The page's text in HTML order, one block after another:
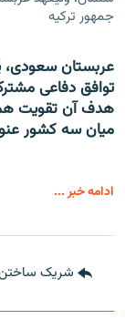
جمهور ترکیه
توافق دفاعی
هدف آن تقویت
میان سه کشور
ادامه خبر ...
شریک